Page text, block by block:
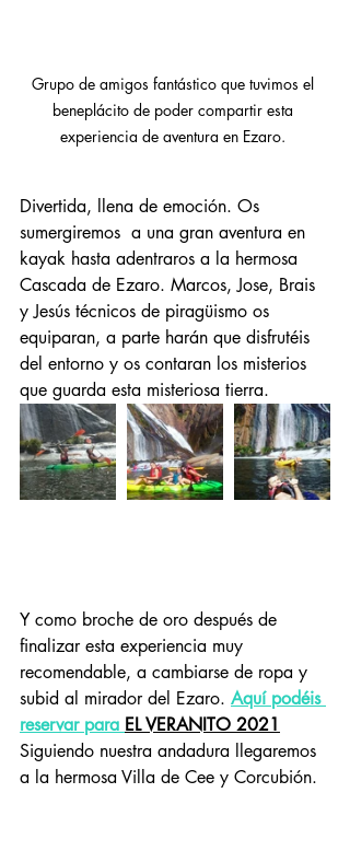
Grupo de amigos fantástico que tuvimos el
beneplácito de poder compartir esta
experiencia de aventura en Ezaro.
Divertida, llena de emoción. Os
sumergiremos  a una gran aventura en
kayak hasta adentraros a la hermosa
Cascada de Ezaro. Marcos, Jose, Brais
y Jesús técnicos de piragüismo os
equiparan, a parte harán que disfrutéis
del entorno y os contaran los misterios
que guarda esta misteriosa tierra.
Y como broche de oro después de
finalizar esta experiencia muy
recomendable, a cambiarse de ropa y
subid al mirador del Ezaro. Aquí podéis
reservar para EL VERANITO 2021
Siguiendo nuestra andadura llegaremos
a la hermosa Villa de Cee y Corcubión.